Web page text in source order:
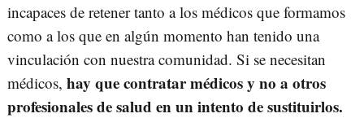
incapaces de retener tanto a los médicos que formamos
como a los que en algún momento han tenido una
vinculación con nuestra comunidad. Si se necesitan
médicos, hay que contratar médicos y no a otros
profesionales de salud en un intento de sustituirlos.